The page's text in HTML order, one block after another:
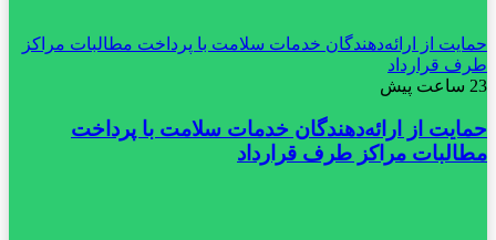
حمایت از ارائه‌دهندگان خدمات سلامت با پرداخت مطالبات مراکز
طرف قرارداد
23 ساعت پیش
حمایت از ارائه‌دهندگان خدمات سلامت با پرداخت
مطالبات مراکز طرف قرارداد